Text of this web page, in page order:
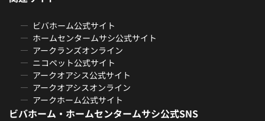
ビバホーム公式サイト
ホームセンタームサシ公式サイト
アークランズオンライン
ニコペット公式サイト
アークオアシス公式サイト
アークオアシスオンライン
アークホーム公式サイト
ビバホーム・ホームセンタームサシ公式SNS